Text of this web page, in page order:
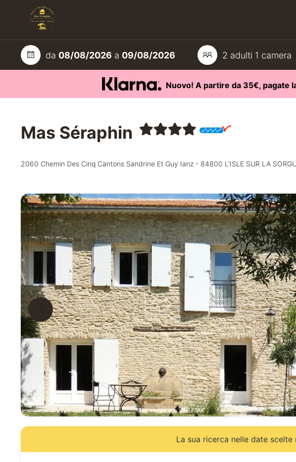
da 08/08/2026 a 09/08/2026 2 adulti 1 camera
Nuovo! A partire da 35€, pagate
Mas Séraphin
2060 Chemin Des Cinq Cantons Sandrine Et Guy Ianz - 84800 L'ISLE SUR LA
La sua ricerca nelle date